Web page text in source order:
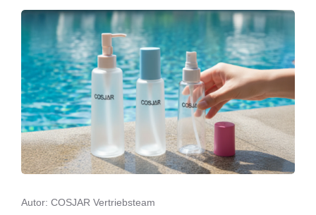
Autor: COSJAR Vertriebsteam